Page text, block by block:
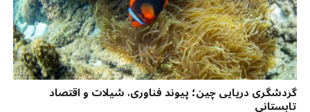
گردشگری دریایی چین؛ پیوند فناوری، شیلات و اقتصاد
تابستانی